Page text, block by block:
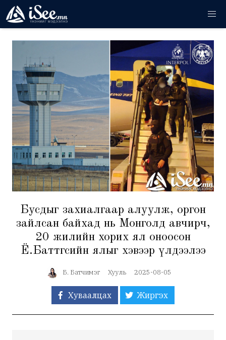
Бусдыг захиалгаар алуулж, оргон
зайлсан байхад нь Монголд авчирч,
20 жилийн хорих ял оноосон
Ё.Баттөгсийн ялыг хэвээр үлдээлээ
Б. Батчимэг Хууль 2025-08-05
Хуваалцах Жиргэх